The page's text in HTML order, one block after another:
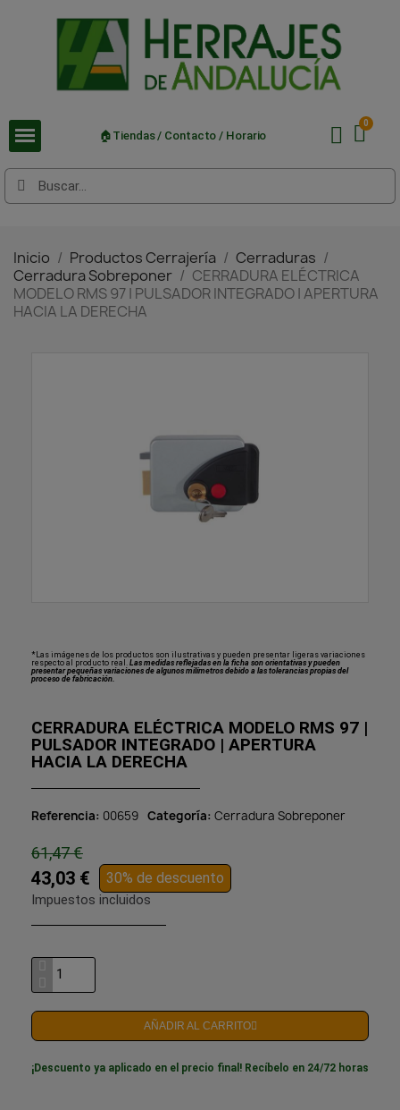
🏠Tiendas / Contacto / Horario
Inicio Productos Cerrajería
Cerraduras
Cerradura Sobreponer
CERRADURA ELÉCTRICA
MODELO RMS 97 | PULSADOR INTEGRADO | APERTURA
HACIA LA DERECHA
*Las imágenes de los productos son ilustrativas y pueden presentar ligeras variaciones
respecto al producto real. Las medidas reflejadas en la ficha son orientativas y pueden
presentar pequeñas variaciones de algunos milímetros debido a las tolerancias propias del
proceso de fabricación.
CERRADURA ELÉCTRICA MODELO RMS 97 |
PULSADOR INTEGRADO | APERTURA
HACIA LA DERECHA
Referencia 00659 Categoría Cerradura Sobreponer
61,47 €
43,03 € 30% de descuento
Impuestos incluidos
AÑADIR AL CARRITO
¡Descuento ya aplicado en el precio final! Recíbelo en 24/72 horas